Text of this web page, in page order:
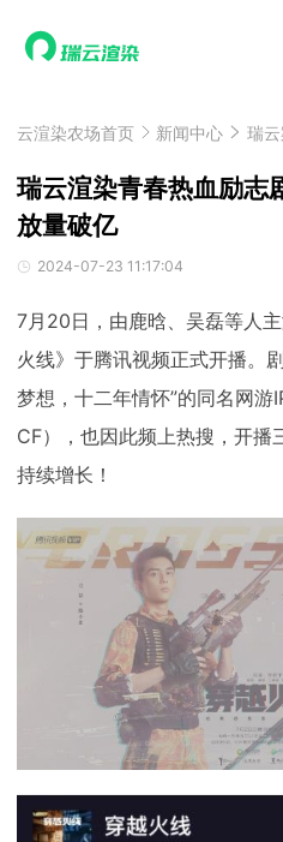
效果图渲染
云制作
云渲染管理系统
瑞兔百宝箱
AI视频插帧
效果图渲染
云制作
云渲染管理系统
瑞兔百宝箱
AI视频插帧
效果图渲染
云制作
云渲染管理系统
瑞兔百宝箱
AI视频插帧
效果图渲染
云制作
云渲染管理系统
瑞兔百宝箱
AI视频插帧
效果图渲染
云制作
云渲染管理系统
瑞兔百宝箱
AI视频插帧
效果图渲染
云制作
云渲染管理系统
瑞兔百宝箱
AI视频插帧
解决方案
3ds Max云渲染方案
Maya AI渲染方案
3ds Max云渲染方案
Maya AI渲染方案
3ds Max云渲染方案
Maya AI渲染方案
3ds Max云渲染方案
Maya AI渲染方案
3ds Max云渲染方案
Maya AI渲染方案
3ds Max云渲染方案
Maya AI渲染方案
动画价格
效果图价格
云制作价格
动画价格
效果图价格
云制作价格
动画价格
效果图价格
云制作价格
动画价格
效果图价格
云制作价格
动画价格
效果图价格
云制作价格
动画价格
效果图价格
云制作价格
资讯&赛事
新闻资讯
渲染百科
渲染大赛
新闻资讯
渲染百科
渲染大赛
新闻资讯
渲染百科
渲染大赛
新闻资讯
渲染百科
渲染大赛
新闻资讯
渲染百科
渲染大赛
新闻资讯
渲染百科
渲染大赛
特惠专区
云渲染优惠攻略
青云平台
教育优惠
云渲染优惠攻略
青云平台
教育优惠
云渲染优惠攻略
青云平台
教育优惠
云渲染优惠攻略
青云平台
教育优惠
云渲染优惠攻略
青云平台
教育优惠
云渲染优惠攻略
青云平台
教育优惠
下载动画客户端
效果图客户端
动画客户端
效果图客户端
动画客户端
效果图客户端
动画客户端
效果图客户端
动画客户端
效果图客户端
动画客户端
效果图客户端
帮助/教程
云渲染农场首页 新闻中心 瑞
瑞云渲染青春热血励志
放量破亿
2024-07-23 11:17:04
7月20日，由鹿晗、吴磊等人
火线》于腾讯视频正式开播。
梦想，十二年情怀”的同名网游
CF），也因此频上热搜，开播
持续增长！